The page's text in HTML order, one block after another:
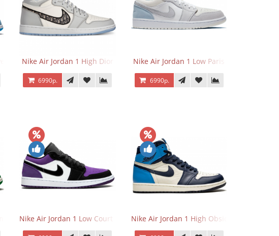
Blue
Nike Air Jordan 1 High Dior
6990р.
Nike Air Jordan 1 Low Paris
6990р.
GreenNike Air Jordan 1 Low Court PurpleNike Air Jordan 1 High Obsidian University